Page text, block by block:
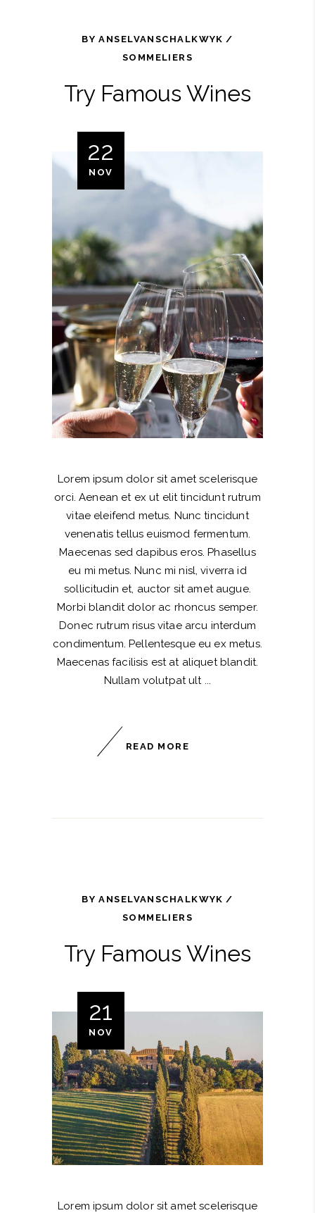
BYANSELVANSCHALKWYK
SOMMELIERS
Try Famous Wines
22
NOV
Lorem ipsum dolor sit amet scelerisque
orci. Aenean et ex ut elit tincidunt rutrum
vitae eleifend metus. Nunc tincidunt
venenatis tellus euismod fermentum.
Maecenas sed dapibus eros. Phasellus
eu mi metus. Nunc mi nisl, viverra id
sollicitudin et, auctor sit amet augue.
Morbi blandit dolor ac rhoncus semper.
Donec rutrum risus vitae arcu interdum
condimentum. Pellentesque eu ex metus.
Maecenas facilisis est at aliquet blandit.
Nullam volutpat ult
READ MORE
BYANSELVANSCHALKWYK
SOMMELIERS
Try Famous Wines
21
NOV
Lorem ipsum dolor sit amet scelerisque